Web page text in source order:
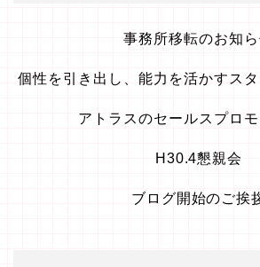
事務所移転のお知
個性を引き出し、能力を活かすス
アトラスのセールスプロ
H30.4懇親会
ブログ開始のご挨